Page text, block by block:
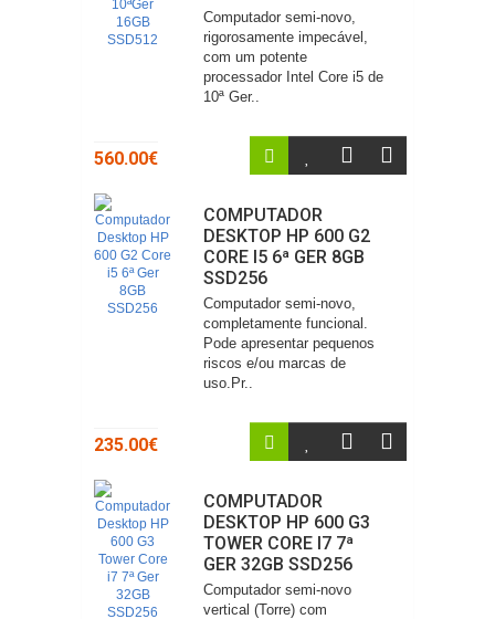
Computador semi-novo,
rigorosamente impecável,
com um potente
processador Intel Core i5 de
10ª Ger..
560.00€
COMPUTADOR
DESKTOP HP 600 G2
CORE I5 6ª GER 8GB
SSD256
Computador semi-novo,
completamente funcional.
Pode apresentar pequenos
riscos e/ou marcas de
uso.Pr..
235.00€
COMPUTADOR
DESKTOP HP 600 G3
TOWER CORE I7 7ª
GER 32GB SSD256
Computador semi-novo
vertical (Torre) com